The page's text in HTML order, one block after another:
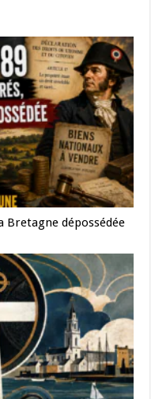
Bretagne dépossédée